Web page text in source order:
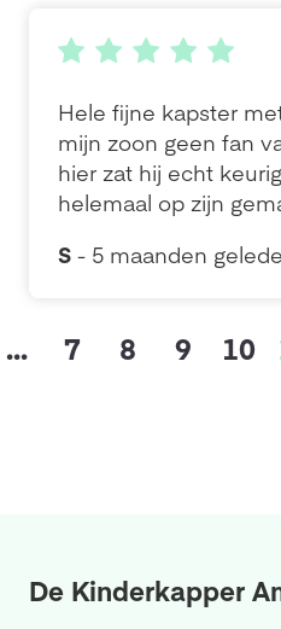
Hele fijne kapster
mijn zoon geen fan
hier zat hij echt
helemaal op zijn
S - 5 maanden
... 7 8 9 10
De Kinderkapper